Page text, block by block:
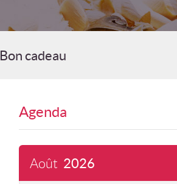
Bon cadeau
Agenda
Août 2026